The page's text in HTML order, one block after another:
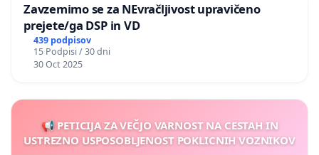
Zavzemimo se za NEvračljivost upravičeno
prejete/ga DSP in VD
439 podpisov
15 Podpisi / 30 dni
30 Oct 2025
📢 PETICIJA ZA VEČJO VARNOST NA CESTAH IN
USTREZNO USPOSOBLJENOST POKLICNIH VOZNIKOV